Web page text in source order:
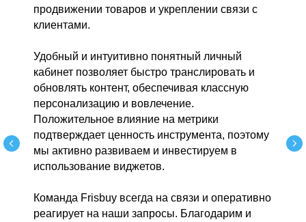
продвижении товаров и укреплении связи с
клиентами.
Удобный и интуитивно понятный личный
кабинет позволяет быстро транслировать и
обновлять контент, обеспечивая классную
персонализацию и вовлечение.
Положительное влияние на метрики
подтверждает ценность инструмента, поэтому
мы активно развиваем и инвестируем в
использование виджетов.
Команда Frisbuy всегда на связи и оперативно
реагирует на наши запросы. Благодарим и